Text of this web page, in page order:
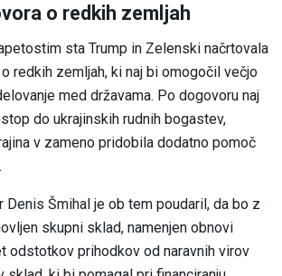
o redkih zemljah
sta Trump in Zelenski načrtovala
redkih zemljah, ki naj bi omogočil večjo
med državama. Po dogovoru naj
do ukrajinskih rudnih bogastev,
v zameno pridobila dodatno pomoč
Denis Šmihal je ob tem poudaril, da bo z
skupni sklad, namenjen obnovi
odstotkov prihodkov od naravnih virov